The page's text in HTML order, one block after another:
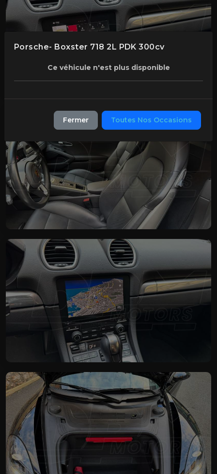
Porsche- Boxster 718 2L PDK 300cv
Ce véhicule n'est plus disponible
Fermer Toutes Nos Occasions